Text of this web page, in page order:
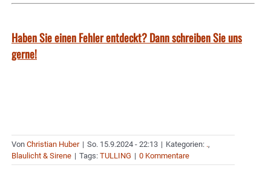
Haben Sie einen Fehler entdeckt? Dann schreiben Sie uns
gerne!
Von Christian Huber | So. 15.9.2024 - 22:13 | Kategorien: .,
Blaulicht & Sirene | Tags: TULLING | 0 Kommentare